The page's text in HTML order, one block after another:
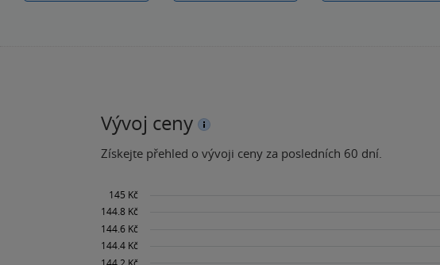
Vývoj ceny
Získejte přehled o vývoji ceny za posledních 60 dní.